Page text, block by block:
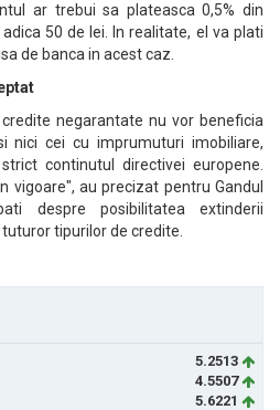
ar trebui sa plateasca 0,5% din
50 de lei. In realitate, el va plati
de banca in acest caz.
negarantate nu vor beneficia
nici cei cu imprumuturi imobiliare,
continutul directivei europene.
vigoare", au precizat pentru Gandul
despre posibilitatea extinderii
tipurilor de credite.
5.2513
4.5507
5.6221